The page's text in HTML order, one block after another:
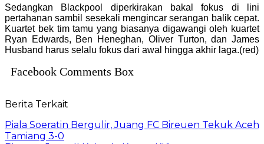
Sedangkan Blackpool diperkirakan bakal fokus di lini
pertahanan sambil sesekali mengincar serangan balik cepat.
Kuartet bek tim tamu yang biasanya digawangi oleh kuartet
Ryan Edwards, Ben Heneghan, Oliver Turton, dan James
Husband harus selalu fokus dari awal hingga akhir laga.(red)
Facebook Comments Box
Berita Terkait
Piala Soeratin Bergulir, Juang FC Bireuen Tekuk Aceh
Tamiang 3-0